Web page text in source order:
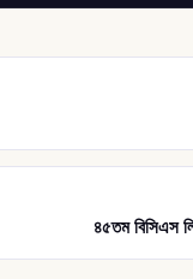
৪৫তম বিসিএস